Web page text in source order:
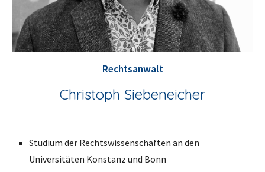
Rechtsanwalt
Christoph Siebeneicher
Studium der Rechtswissenschaften an den
Universitäten Konstanz und Bonn